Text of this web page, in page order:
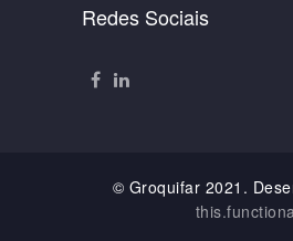
Redes Sociais
© Groquifar 2021.